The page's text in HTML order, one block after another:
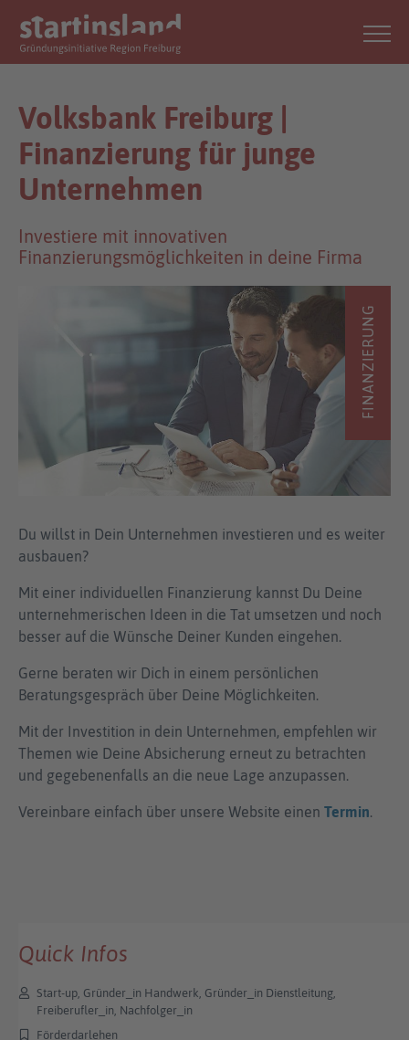
Volksbank Freiburg |
Finanzierung für junge
Unternehmen
Investiere mit innovativen
Finanzierungsmöglichkeiten in deine Firma
FINANZIERUNG
Du willst in Dein Unternehmen investieren und es weiter
ausbauen?
Mit einer individuellen Finanzierung kannst Du Deine
unternehmerischen Ideen in die Tat umsetzen und noch
besser auf die Wünsche Deiner Kunden eingehen.
Gerne beraten wir Dich in einem persönlichen
Beratungsgespräch über Deine Möglichkeiten.
Mit der Investition in dein Unternehmen, empfehlen wir
Themen wie Deine Absicherung erneut zu betrachten
und gegebenenfalls an die neue Lage anzupassen.
Vereinbare einfach über unsere Website einen Termin
Quick Infos
Start-up, Gründer_in Handwerk, Gründer_in Dienstleitung,
Freiberufler_in, Nachfolger_in
Förderdarlehen